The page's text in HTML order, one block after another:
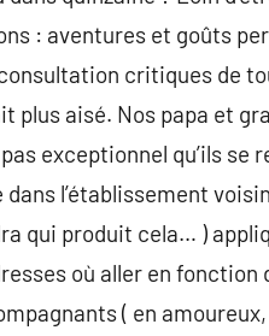
: aventures et goûts
critiques de
plus aisé. Nos papa et
pas exceptionnel qu’ils
l’établissement
qui produit cela… )
où aller en
( en